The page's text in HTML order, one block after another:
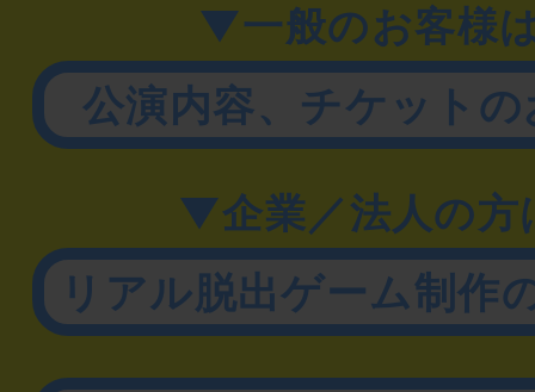
▼一般のお客様
公演内容、チケット
▼企業／法人の方
リアル脱出ゲーム制作